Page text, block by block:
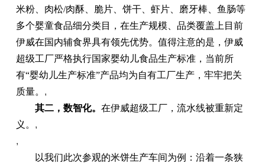
米粉、肉松/肉酥、脆片、饼干、虾片、磨牙棒、鱼肠等
多个婴童食品细分类目，在生产规模、品类覆盖上目前
伊威在国内辅食界具有领先优势。值得注意的是，伊威
超级工厂严格执行国家婴幼儿食品生产标准，当前所
有“婴幼儿生产标准”产品均为自有工厂生产，牢牢把关
质量。 ,
其二，数智化。 在伊威超级工厂，流水线被重新定
义。 ,
,
以我们此次参观的米饼生产车间为例：沿着一条狭